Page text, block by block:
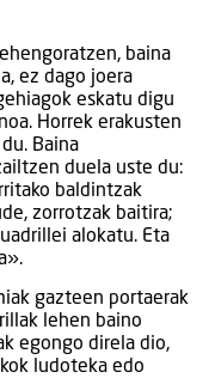
baina
ez dago joera
eskatu digu
Horrek erakusten
Baina
duela uste du:
baldintzak
zorrotzak baitira;
alokatu. Eta
gazteen portaerak
lehen baino
egongo direla dio,
ludoteka edo